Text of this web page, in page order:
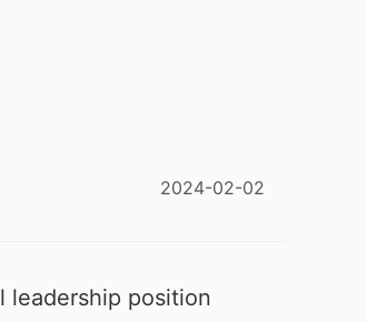
2024-02-02
leadership position